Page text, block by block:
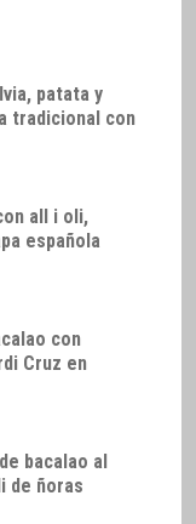
patata y
tradicional con
all i oli,
española
con
Cruz en
bacalao al
de ñoras